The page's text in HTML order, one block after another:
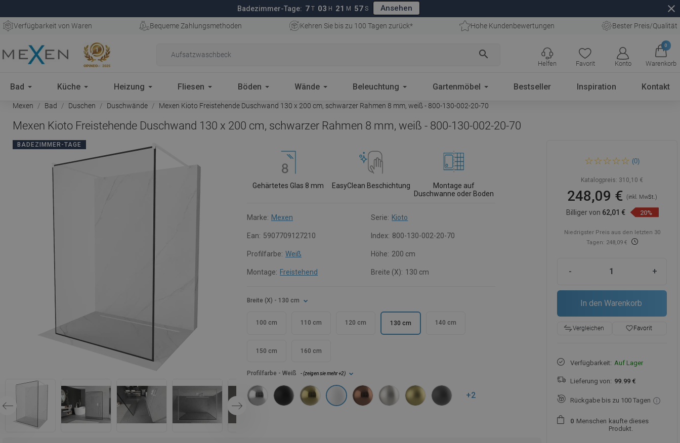
Badezimmer-Tage: 7 T 03 H 21 M 56 S Ansehen close
Verfügbarkeit von Waren Bequeme Zahlungsmethoden Kehren Sie bis zu 100 Tagen zurück* Hohe Kundenbewertungen Bester Preis/Qualität
search
Favorit Konto
0
Warenkorb
Helfen
Bad Küche Heizung Fliesen Böden Wände Beleuchtung Gartenmöbel Bestseller Inspiration Kontakt
Mexen Bad Duschen Duschwände Mexen Kioto Freistehende Duschwand 130 x 200 cm, schwarzer Rahmen 8 mm, weiß - 800-130-002-20-70
Mexen Kioto Freistehende Duschwand 130 x 200 cm, schwarzer Rahmen 8 mm, weiß - 800-130-002-20-70
BADEZIMMER-TAGE
Gehärtetes Glas 8 mm EasyClean Beschichtung
Montage auf
Duschwanne oder Boden
Marke: Mexen Serie: Kioto
Ean: 5907709127210 Index: 800-130-002-20-70
Profilfarbe: Weiß Höhe: 200 cm
Montage: Freistehend Breite (X): 130 cm
Profilfarbe - Weiß - (zeigen sie mehr+2)
+2
Breite (X) - 130 cm
100 cm 110 cm 120 cm 130 cm 140 cm
150 cm 160 cm
Duschwand 130 x 200 cm,
weiß - 800-130-002-20-70
(0)
Katalogpreis: 310,10 €
248,09 € (inkl. MwSt.)
Billiger von 62,01 € 20%
Niedrigster Preis aus den letzten 30
Tagen: 248,09 €
- +
In den Warenkorb
Vergleichen favorite_borderFavorit
Verfügbarkeit: Auf Lager
Lieferung von: 99.99 €
Rückgabe bis zu 100 Tagen
0 Menschen kaufte dieses
Produkt.